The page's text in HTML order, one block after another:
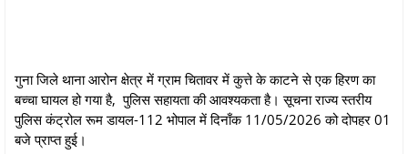
गुना जिले थाना आरोन क्षेत्र में ग्राम चितावर में कुत्ते के काटने से एक हिरण का
बच्चा घायल हो गया है, पुलिस सहायता की आवश्यकता है। सूचना राज्य स्तरीय
पुलिस कंट्रोल रूम डायल-112 भोपाल में दिनाँक 11/05/2026 को दोपहर 01
बजे प्राप्त हुई।